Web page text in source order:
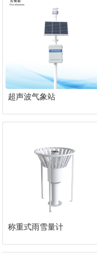
超声波气象站
称重式雨雪量计